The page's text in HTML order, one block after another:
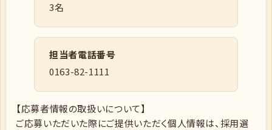
3名
担当者電話番号
0163-82-1111
【応募者情報の取扱いについて】
ご応募いただいた際にご提供いただく個人情報は、採用選